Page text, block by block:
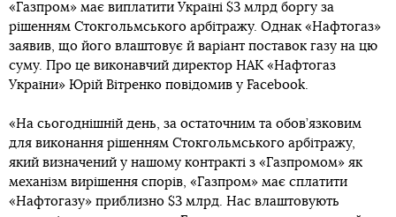
«Газпром» має виплатити Україні $3 млрд боргу за
рішенням Стокгольмського арбітражу. Однак «Нафтогаз»
заявив, що його влаштовує й варіант поставок газу на цю
суму. Про це виконавчий директор НАК «Нафтогаз
України» Юрій Вітренко повідомив у Facebook.
«На сьогоднішній день, за остаточним та обов’язковим
для виконання рішенням Стокгольмського арбітражу,
який визначений у нашому контракті з «Газпромом» як
механізм вирішення спорів, «Газпром» має сплатити
«Нафтогазу» приблизно $3 млрд. Нас влаштовують